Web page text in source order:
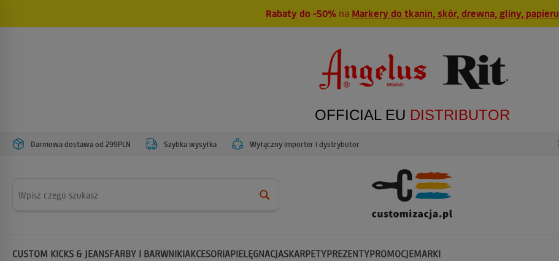
Rabaty do -50% na Markery do tkanin, skór, drewna, gliny, papieru
OFFICIAL EU DISTRIBUTOR
Darmowa dostawa od 299PLN Szybka wysyłka Wyłączny importer i dystrybutor
CUSTOM KICKS & JEANSFARBY I BARWNIKIAKCESORIAPIELĘGNACJASKARPETYPREZENTYPROMOCJEMARKI